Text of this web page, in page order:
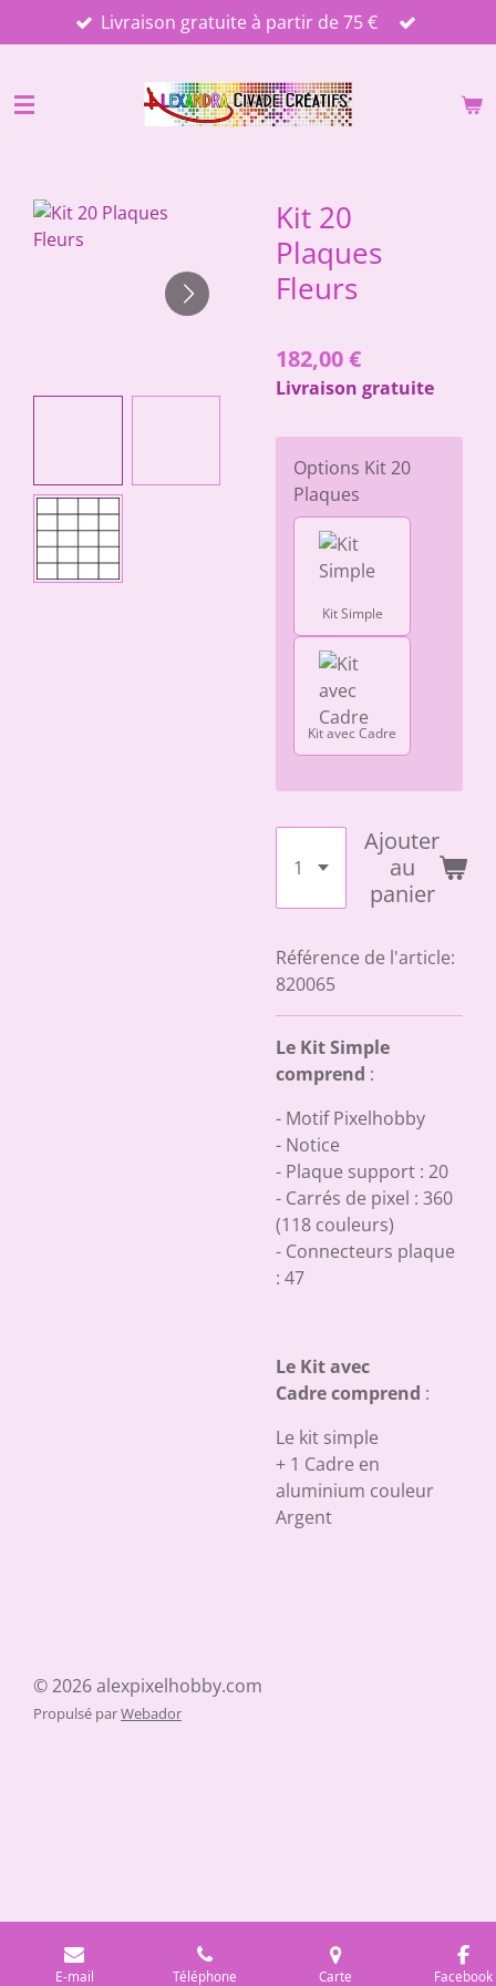
au
principal
Livraison gratuite à partir de 75 €
Kit 20
Plaques
Fleurs
182,00 €
Livraison gratuite
Options Kit 20
Plaques
Kit Simple
Kit avec Cadre
Ajouter
au
panier
Référence de l'article:
820065
Le Kit Simple
comprend :
- Motif Pixelhobby
- Notice
- Plaque support : 20
- Carrés de pixel : 360
(118 couleurs)
- Connecteurs plaque
: 47
Le Kit avec
Cadre comprend :
Le kit simple
+ 1 Cadre en
aluminium couleur
Argent
© 2026 alexpixelhobby.com
Propulsé parWebador
E-mail Téléphone Carte Facebook